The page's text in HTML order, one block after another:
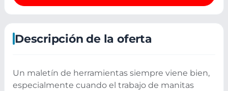
Descripción de la oferta
Un maletín de herramientas siempre viene bien,
especialmente cuando el trabajo de manitas